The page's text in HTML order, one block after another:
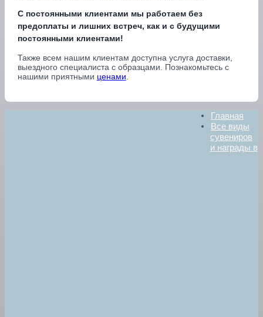
С постоянными клиентами мы работаем без
предоплаты и лишних встреч, как и с будущими
постоянными клиентами!
Также всем нашим клиентам доступна услуга доставки,
выездного специалиста с образцами. Познакомьтесь с
нашими приятными ценами
Главная
Все виды
сувениров
и награды в